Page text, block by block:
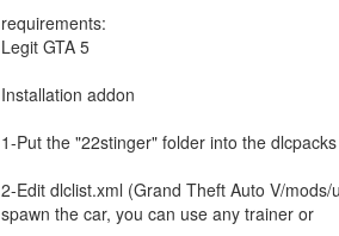
requirements:
Legit GTA 5
Installation addon
1-Put the "22stinger" folder into the
2-Edit dlclist.xml (Grand Theft Auto V/
spawn the car, you can use any trainer or